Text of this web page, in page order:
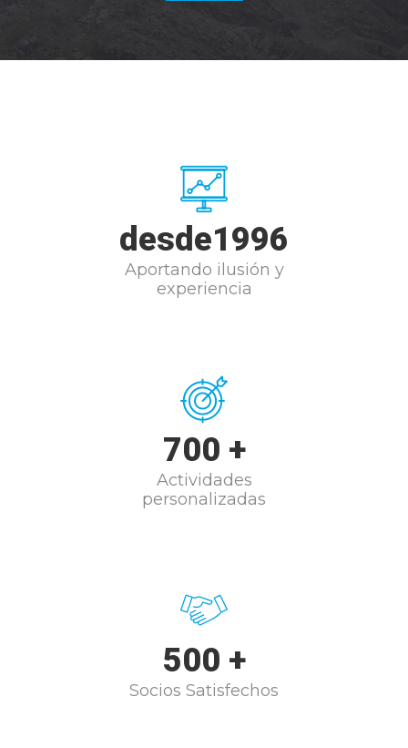
desde1996
Aportando ilusión y
experiencia
700 +
Actividades
personalizadas
500 +
Socios Satisfechos